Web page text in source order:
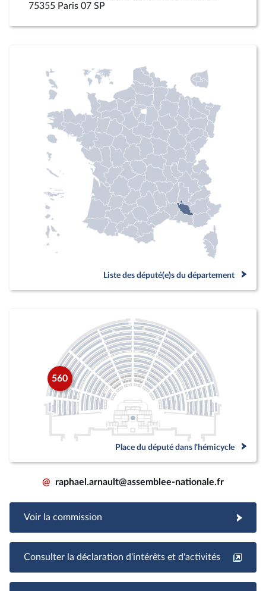
75355 Paris 07 SP
Liste des député(e)s du département
560
Place du député dans l'hémicycle
@ raphael.arnault@assemblee-nationale.fr
Voir la commission
Consulter la déclaration d'intérêts et d'activités